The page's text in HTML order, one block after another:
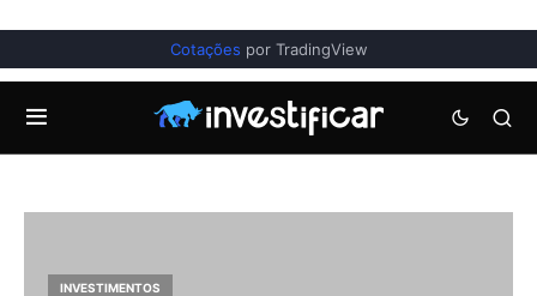
Cotações por TradingView
INVESTIMENTOS